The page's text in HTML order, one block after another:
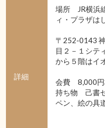
詳細
場所 JR横浜
ィ・プラザは
〒252-0143
目２－１シテ
から５階はイ
会費 8,000円
持ち物 己書
ペン、絵の具